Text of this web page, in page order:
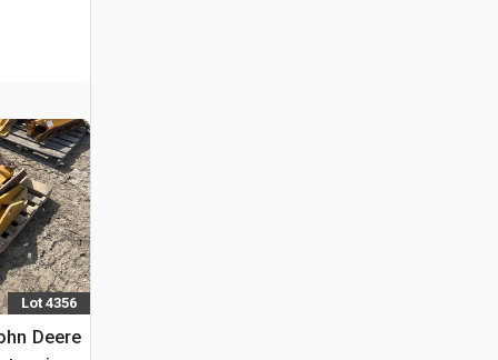
Lot 4356
Deere